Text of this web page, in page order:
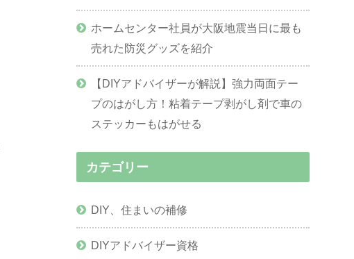
ホームセンター社員が大阪地震当日に最も
売れた防災グッズを紹介
【DIYアドバイザーが解説】強力両面テー
プのはがし方！粘着テープ剥がし剤で車の
ステッカーもはがせる
カテゴリー
DIY、住まいの補修
DIYアドバイザー資格